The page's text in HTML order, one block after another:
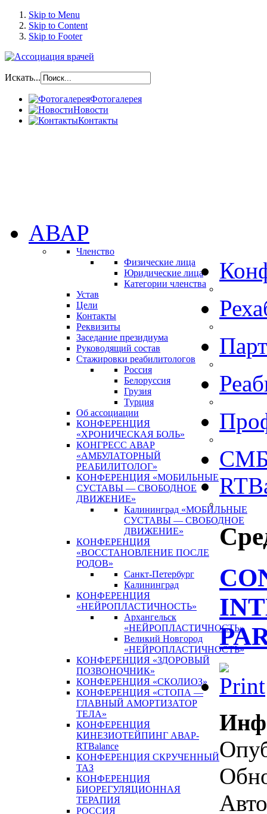
Skip to Menu
Skip to Content
Skip to Footer
Искать...
Фотогалерея
Новости
Контакты
АВАР
Членство
Физические лица
Юридические лица
Категории членства
Устав
Цели
Контакты
Реквизиты
Заседание президиума
Руководящий состав
Стажировки реабилитологов
Россия
Белоруссия
Грузия
Турция
Об ассоциации
КОНФЕРЕНЦИЯ
«ХРОНИЧЕСКАЯ БОЛЬ»
КОНГРЕСС АВАР
«АМБУЛАТОРНЫЙ
РЕАБИЛИТОЛОГ»
КОНФЕРЕНЦИЯ «МОБИЛЬНЫЕ
СУСТАВЫ — СВОБОДНОЕ
ДВИЖЕНИЕ»
Калининград «МОБИЛЬНЫЕ
СУСТАВЫ — СВОБОДНОЕ
ДВИЖЕНИЕ»
КОНФЕРЕНЦИЯ
«ВОССТАНОВЛЕНИЕ ПОСЛЕ
РОДОВ»
Санкт-Петербург
Калининград
КОНФЕРЕНЦИЯ
«НЕЙРОПЛАСТИЧНОСТЬ»
Архангельск
«НЕЙРОПЛАСТИЧНОСТЬ»
Великий Новгород
«НЕЙРОПЛАСТИЧНОСТЬ»
КОНФЕРЕНЦИЯ «ЗДОРОВЫЙ
ПОЗВОНОЧНИК»
КОНФЕРЕНЦИЯ «СКОЛИОЗ»
КОНФЕРЕНЦИЯ «СТОПА —
ГЛАВНЫЙ АМОРТИЗАТОР
ТЕЛА»
КОНФЕРЕНЦИЯ
КИНЕЗИОТЕЙПИНГ АВАР-
RTBalance
КОНФЕРЕНЦИЯ СКРУЧЕННЫЙ
ТАЗ
КОНФЕРЕНЦИЯ
БИОРЕГУЛЯЦИОННАЯ
ТЕРАПИЯ
РОССИЯ